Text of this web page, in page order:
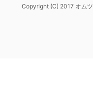
Copyright (C) 2017 オム